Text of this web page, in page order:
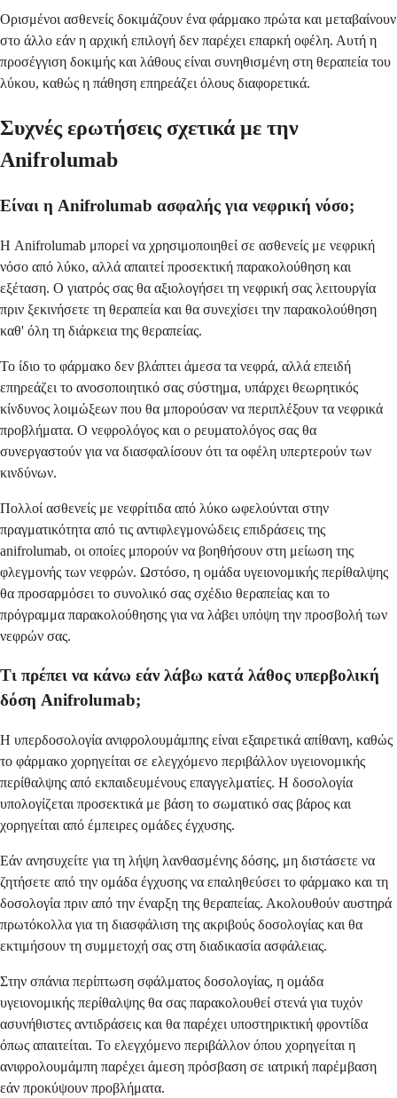
Ορισμένοι ασθενείς δοκιμάζουν ένα φάρμακο πρώτα και μεταβαίνουν
στο άλλο εάν η αρχική επιλογή δεν παρέχει επαρκή οφέλη. Αυτή η
προσέγγιση δοκιμής και λάθους είναι συνηθισμένη στη θεραπεία του
λύκου, καθώς η πάθηση επηρεάζει όλους διαφορετικά.
Συχνές ερωτήσεις σχετικά με την
Anifrolumab
Είναι η Anifrolumab ασφαλής για νεφρική νόσο;
Η Anifrolumab μπορεί να χρησιμοποιηθεί σε ασθενείς με νεφρική
νόσο από λύκο, αλλά απαιτεί προσεκτική παρακολούθηση και
εξέταση. Ο γιατρός σας θα αξιολογήσει τη νεφρική σας λειτουργία
πριν ξεκινήσετε τη θεραπεία και θα συνεχίσει την παρακολούθηση
καθ' όλη τη διάρκεια της θεραπείας.
Το ίδιο το φάρμακο δεν βλάπτει άμεσα τα νεφρά, αλλά επειδή
επηρεάζει το ανοσοποιητικό σας σύστημα, υπάρχει θεωρητικός
κίνδυνος λοιμώξεων που θα μπορούσαν να περιπλέξουν τα νεφρικά
προβλήματα. Ο νεφρολόγος και ο ρευματολόγος σας θα
συνεργαστούν για να διασφαλίσουν ότι τα οφέλη υπερτερούν των
κινδύνων.
Πολλοί ασθενείς με νεφρίτιδα από λύκο ωφελούνται στην
πραγματικότητα από τις αντιφλεγμονώδεις επιδράσεις της
anifrolumab, οι οποίες μπορούν να βοηθήσουν στη μείωση της
φλεγμονής των νεφρών. Ωστόσο, η ομάδα υγειονομικής περίθαλψης
θα προσαρμόσει το συνολικό σας σχέδιο θεραπείας και το
πρόγραμμα παρακολούθησης για να λάβει υπόψη την προσβολή των
νεφρών σας.
Τι πρέπει να κάνω εάν λάβω κατά λάθος υπερβολική
δόση Anifrolumab;
Η υπερδοσολογία ανιφρολουμάμπης είναι εξαιρετικά απίθανη, καθώς
το φάρμακο χορηγείται σε ελεγχόμενο περιβάλλον υγειονομικής
περίθαλψης από εκπαιδευμένους επαγγελματίες. Η δοσολογία
υπολογίζεται προσεκτικά με βάση το σωματικό σας βάρος και
χορηγείται από έμπειρες ομάδες έγχυσης.
Εάν ανησυχείτε για τη λήψη λανθασμένης δόσης, μη διστάσετε να
ζητήσετε από την ομάδα έγχυσης να επαληθεύσει το φάρμακο και τη
δοσολογία πριν από την έναρξη της θεραπείας. Ακολουθούν αυστηρά
πρωτόκολλα για τη διασφάλιση της ακριβούς δοσολογίας και θα
εκτιμήσουν τη συμμετοχή σας στη διαδικασία ασφάλειας.
Στην σπάνια περίπτωση σφάλματος δοσολογίας, η ομάδα
υγειονομικής περίθαλψης θα σας παρακολουθεί στενά για τυχόν
ασυνήθιστες αντιδράσεις και θα παρέχει υποστηρικτική φροντίδα
όπως απαιτείται. Το ελεγχόμενο περιβάλλον όπου χορηγείται η
ανιφρολουμάμπη παρέχει άμεση πρόσβαση σε ιατρική παρέμβαση
εάν προκύψουν προβλήματα.